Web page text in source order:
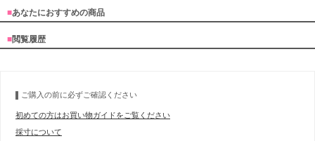
■あなたにおすすめの商品
■閲覧履歴
ご購入の前に必ずご確認ください
初めての方はお買い物ガイドをご覧ください
採寸について